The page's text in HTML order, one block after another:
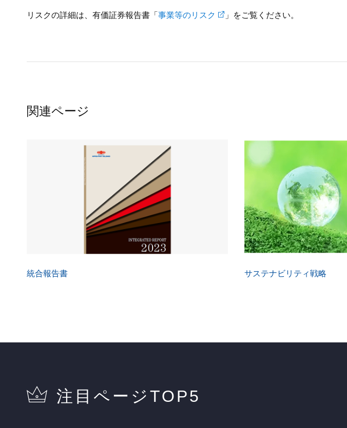
リスクの詳細は、有価証券報告書「事業等のリスク 」をご覧ください。
関連ページ
統合報告書 サステナビリティ戦略
注目ページTOP5